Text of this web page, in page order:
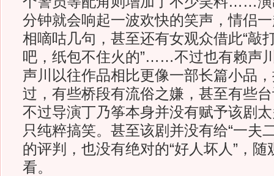
分钟就会响起一波欢快的笑声，情侣
相嘀咕几句，甚至还有女观众借此“敲
吧，纸包不住火的”……不过也有赖声
声川以往作品相比更像一部长篇小品
过，有些桥段有流俗之嫌，甚至有些
不过导演丁乃筝本身并没有赋予该剧太
只纯粹搞笑。甚至该剧并没有给“一夫
的评判，也没有绝对的“好人坏人”，
看。